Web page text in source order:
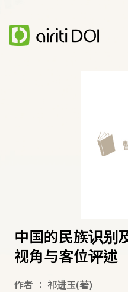
中国的民族识别
视角与客位评述
作者 ： 祁进玉(著)